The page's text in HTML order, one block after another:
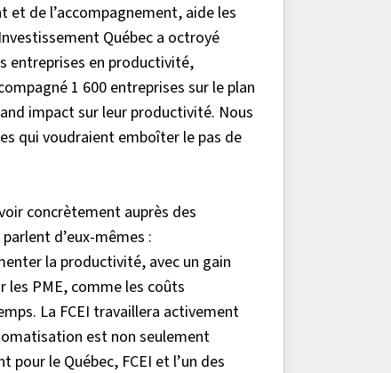
et de l’accompagnement, aide les
Québec a octroyé
entreprises en productivité,
1 600 entreprises sur le plan
impact sur leur productivité. Nous
qui voudraient emboîter le pas de
concrètement auprès des
d’eux-mêmes :
la productivité, avec un gain
les PME, comme les coûts
La FCEI travaillera activement
est non seulement
le Québec, FCEI et l’un des